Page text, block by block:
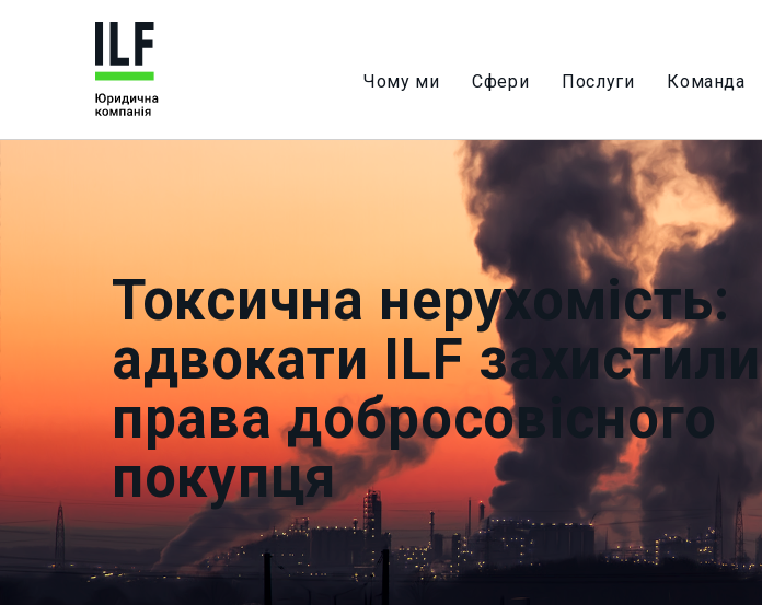
Чому ми Сфери Послуги Команда
Токсична нерухомість:
адвокати ILF захистили
права добросовісного
покупця